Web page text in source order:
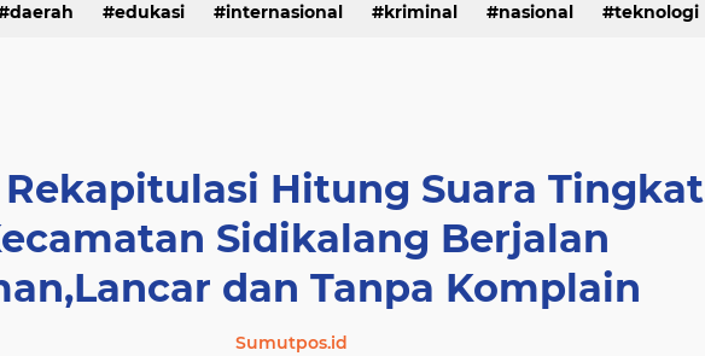
daerah edukasi internasional kriminal nasional teknologi
Hitung Suara Tingkat
Sidikalang Berjalan
dan Tanpa Komplain
Sumutpos.id